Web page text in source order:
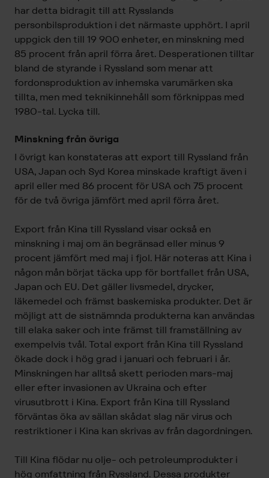
har detta bidragit till att Rysslands
personbilsproduktion i det närmaste upphört. I april
uppgick den till 19 900 enheter, en minskning med
85 procent från april förra året. Desperationen tilltar
bland de styrande i Ryssland som menar att
fordonsproduktion av inhemska varumärken ska
tillta, men med teknikinnehåll som förknippas med
1980-tal. Lycka till.
Minskning från övriga
I övrigt kan konstateras att export till Ryssland från
USA, Japan och Syd Korea minskade kraftigt även i
april eller med 86 procent för USA och 75 procent
för de två övriga jämfört med april förra året.
Export från Kina till Ryssland visar också en
minskning i maj om än begränsad eller minus 9
procent jämfört med maj i fjol. Här noteras att Kina i
någon mån börjat täcka upp för bortfallet från USA,
Japan och EU. Det gäller livsmedel, drycker,
läkemedel och främst baskemiska produkter. Det är
möjligt att de sistnämnda produkterna kan användas
till elaka saker och inte främst till framställning av
exempelvis tvål. Total export från Kina till Ryssland
ökade dock i hög grad i januari och februari i år.
Minskningen har alltså skett perioden mars-maj
eller efter invasionen av Ukraina och efter
virusutbrott i Kina. Export från Kina till Ryssland
förväntas öka av sällan skådat slag när virus och
restriktioner i Kina kan skrivas av från dagordningen.
Till Kina flödar nu olje- och petroleumprodukter i
hög omfattning från Ryssland. Dessa produkter